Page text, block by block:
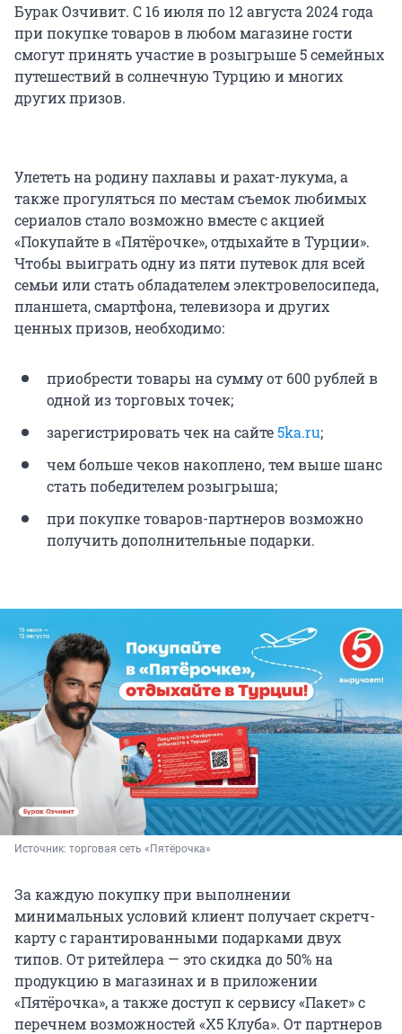
Бурак Озчивит. С 16 июля по 12 августа 2024 года
при покупке товаров в любом магазине гости
смогут принять участие в розыгрыше 5 семейных
путешествий в солнечную Турцию и многих
других призов.
Улететь на родину пахлавы и рахат-лукума, а
также прогуляться по местам съемок любимых
сериалов стало возможно вместе с акцией
«Покупайте в «Пятёрочке», отдыхайте в Турции».
Чтобы выиграть одну из пяти путевок для всей
семьи или стать обладателем электровелосипеда,
планшета, смартфона, телевизора и других
ценных призов, необходимо:
приобрести товары на сумму от 600 рублей в
одной из торговых точек;
зарегистрировать чек на сайте5ka.ru;
чем больше чеков накоплено, тем выше шанс
стать победителем розыгрыша;
при покупке товаров-партнеров возможно
получить дополнительные подарки.
Источник: торговая сеть «Пятёрочка»
За каждую покупку при выполнении
минимальных условий клиент получает скретч-
карту с гарантированными подарками двух
типов. От ритейлера — это скидка до 50% на
продукцию в магазинах и в приложении
«Пятёрочка», а также доступ к сервису «Пакет» с
перечнем возможностей «X5 Клуба». От партнеров